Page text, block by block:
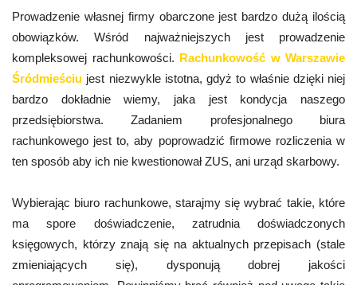
Prowadzenie własnej firmy obarczone jest bardzo dużą ilością
obowiązków. Wśród najważniejszych jest prowadzenie
kompleksowej rachunkowości. Rachunkowość w Warszawie
Śródmieściu jest niezwykle istotna, gdyż to właśnie dzięki niej
bardzo dokładnie wiemy, jaka jest kondycja naszego
przedsiębiorstwa. Zadaniem profesjonalnego biura
rachunkowego jest to, aby poprowadzić firmowe rozliczenia w
ten sposób aby ich nie kwestionował ZUS, ani urząd skarbowy.
Wybierając biuro rachunkowe, starajmy się wybrać takie, które
ma spore doświadczenie, zatrudnia doświadczonych
księgowych, którzy znają się na aktualnych przepisach (stale
zmieniających się), dysponują dobrej jakości